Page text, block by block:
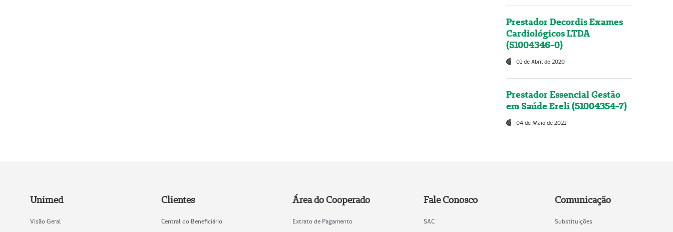
Prestador Decordis Exames
Cardiológicos LTDA
(51004346-0)
01 de Abril de 2020
Prestador Essencial Gestão
em Saúde Ereli (51004354-7)
04 de Maio de 2021
Unimed
Visão Geral
Clientes
Central do Beneficiário
Área do Cooperado
Extrato de Pagamento
Fale Conosco
SAC
Comunicação
Substituições